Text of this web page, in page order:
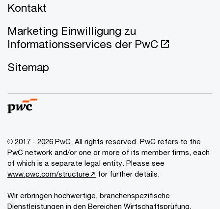
Kontakt
Marketing Einwilligung zu
Informationsservices der PwC
Sitemap
© 2017 - 2026 PwC. All rights reserved. PwC refers to the
PwC network and/or one or more of its member firms, each
of which is a separate legal entity. Please see
www.pwc.com/structure↗ for further details.
Wir erbringen hochwertige, branchenspezifische
Dienstleistungen in den Bereichen Wirtschaftsprüfung,